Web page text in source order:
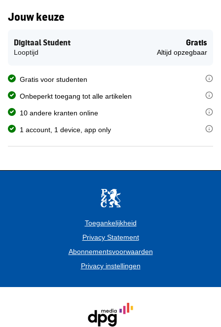
Digitaal Student
Jouw keuze
Digitaal Student Gratis
Looptijd Altijd opzegbaar
Gratis voor studenten
Het studentenabonnement op de PZC is gratis voor alle studenten
Je gratis abonnement wordt in geen enkel geval stilzwijgend
Onbeperkt toegang tot alle artikelen
Met je gratis studentenabonnement lees je onbeperkt alle
10 andere kranten online
Met het gratis studentenabonnement op de PZC heb je online
Trouw
1 account, 1 device, app only
Met jouw abonnement heb je toegang tot de nieuwsapp van de
Toegankelijkheid
Privacy Statement
Abonnementsvoorwaarden
Privacy instellingen